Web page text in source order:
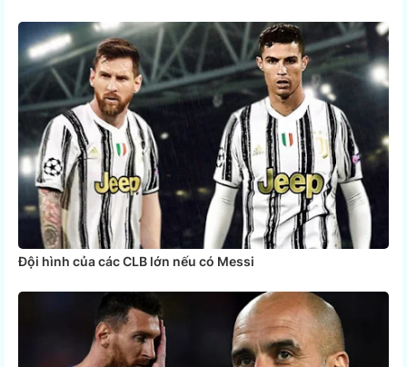
Đội hình của các CLB lớn nếu có Messi